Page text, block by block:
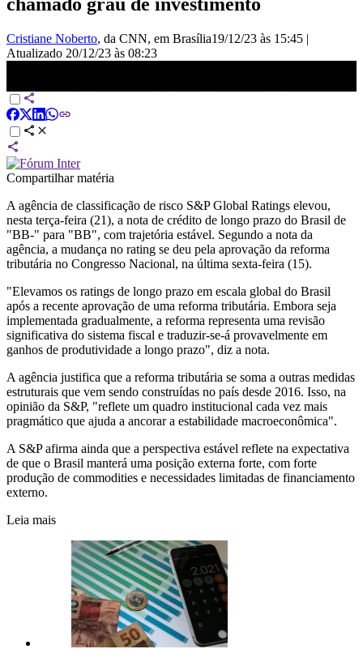
Cristiane Noberto, da CNN, em Brasília19/12/23 às 15:45 |
Atualizado 20/12/23 às 08:23
Compartilhar matéria
A agência de classificação de risco S&P Global Ratings elevou,
nesta terça-feira (21), a nota de crédito de longo prazo do Brasil de
"BB-" para "BB", com trajetória estável. Segundo a nota da
agência, a mudança no rating se deu pela aprovação da reforma
tributária no Congresso Nacional, na última sexta-feira (15).
"Elevamos os ratings de longo prazo em escala global do Brasil
após a recente aprovação de uma reforma tributária. Embora seja
implementada gradualmente, a reforma representa uma revisão
significativa do sistema fiscal e traduzir-se-á provavelmente em
ganhos de produtividade a longo prazo", diz a nota.
A agência justifica que a reforma tributária se soma a outras medidas
estruturais que vem sendo construídas no país desde 2016. Isso, na
opinião da S&P, "reflete um quadro institucional cada vez mais
pragmático que ajuda a ancorar a estabilidade macroeconômica".
A S&P afirma ainda que a perspectiva estável reflete na expectativa
de que o Brasil manterá uma posição externa forte, com forte
produção de commodities e necessidades limitadas de financiamento
externo.
Leia mais